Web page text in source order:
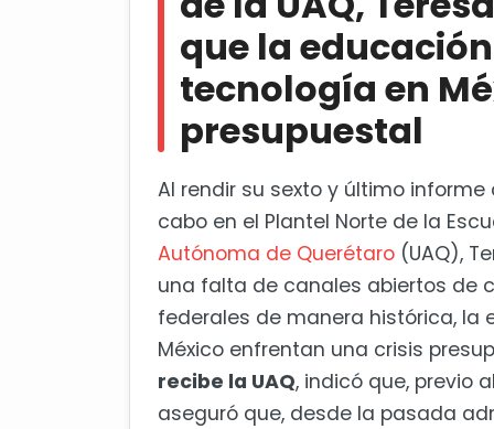
UAQ recibe a más de mil 400
que la
tecnología en
presupuestal
Al rendir su sexto y último
cabo en el Plantel Norte de la
Autónoma de Querétaro (UAQ),
una falta de canales abiertos de
federales de manera histórica, la
México enfrentan una crisis
recibe la UAQ, indicó que, previo
aseguró que, desde la pasada